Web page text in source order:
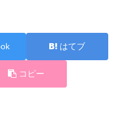
はてブ
コピー